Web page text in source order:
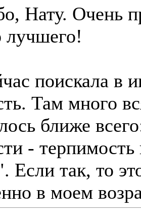
Нату. Очень
лучшего!
поискала в
Там много
ближе
- терпимость
Если так, то
в моем